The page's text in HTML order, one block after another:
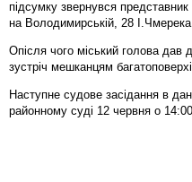
підсумку звернувся представник
на Володимирській, 28 І.Чмерека.
Опісля чого міський голова дав
зустріч мешканцям
Наступне судове засідання в
районному суді 12 червня о 14:00.